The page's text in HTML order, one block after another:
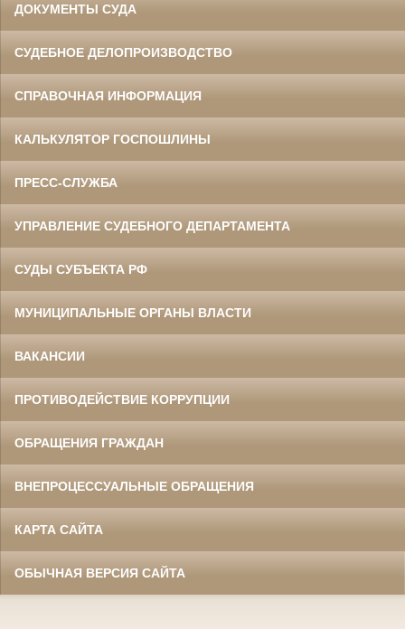
ДОКУМЕНТЫ СУДА
СУДЕБНОЕ ДЕЛОПРОИЗВОДСТВО
СПРАВОЧНАЯ ИНФОРМАЦИЯ
КАЛЬКУЛЯТОР ГОСПОШЛИНЫ
ПРЕСС-СЛУЖБА
УПРАВЛЕНИЕ СУДЕБНОГО ДЕПАРТАМЕНТА
СУДЫ СУБЪЕКТА РФ
МУНИЦИПАЛЬНЫЕ ОРГАНЫ ВЛАСТИ
ВАКАНСИИ
ПРОТИВОДЕЙСТВИЕ КОРРУПЦИИ
ОБРАЩЕНИЯ ГРАЖДАН
ВНЕПРОЦЕССУАЛЬНЫЕ ОБРАЩЕНИЯ
КАРТА САЙТА
ОБЫЧНАЯ ВЕРСИЯ САЙТА